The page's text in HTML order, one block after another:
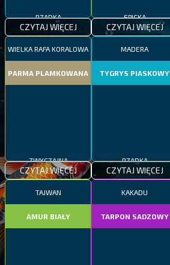
RZADKA
CZYTAJ WIĘCEJ
EPICKA
CZYTAJ WIĘCEJ
WIELKA RAFA KORALOWA
PARMA PLAMKOWANA
ZWYCZAJNA
CZYTAJ WIĘCEJ
MADERA
TYGRYS PIASKOWY
RZADKA
CZYTAJ WIĘCEJ
TAJWAN
AMUR BIAŁY
KAKADU
TARPON SADZOWY